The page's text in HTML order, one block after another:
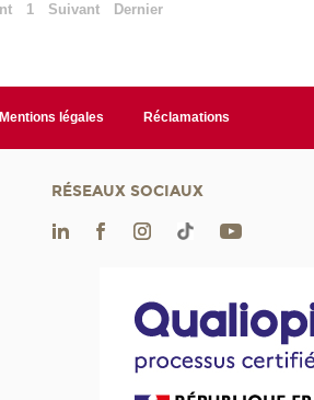
1 Suivant Dernier
Mentions légales Réclamations
RÉSEAUX SOCIAUX